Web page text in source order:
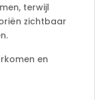
terwijl
zichtbaar
en